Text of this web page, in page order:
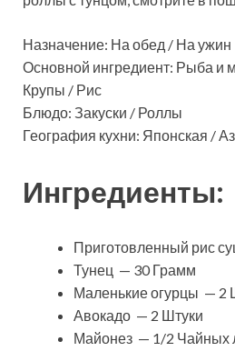
Назначение: На обед / На ужин
Основной ингредиент: Рыба и
Крупы / Рис
Блюдо: Закуски / Роллы
География кухни: Японская /
Ингредиенты:
Приготовленный рис
Тунец — 30 Грамм
Маленькие огурцы — 2
Авокадо — 2 Штуки
Майонез — 1/2 Чайных